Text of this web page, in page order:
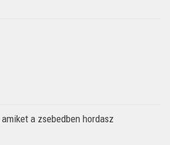
a zsebedben hordasz